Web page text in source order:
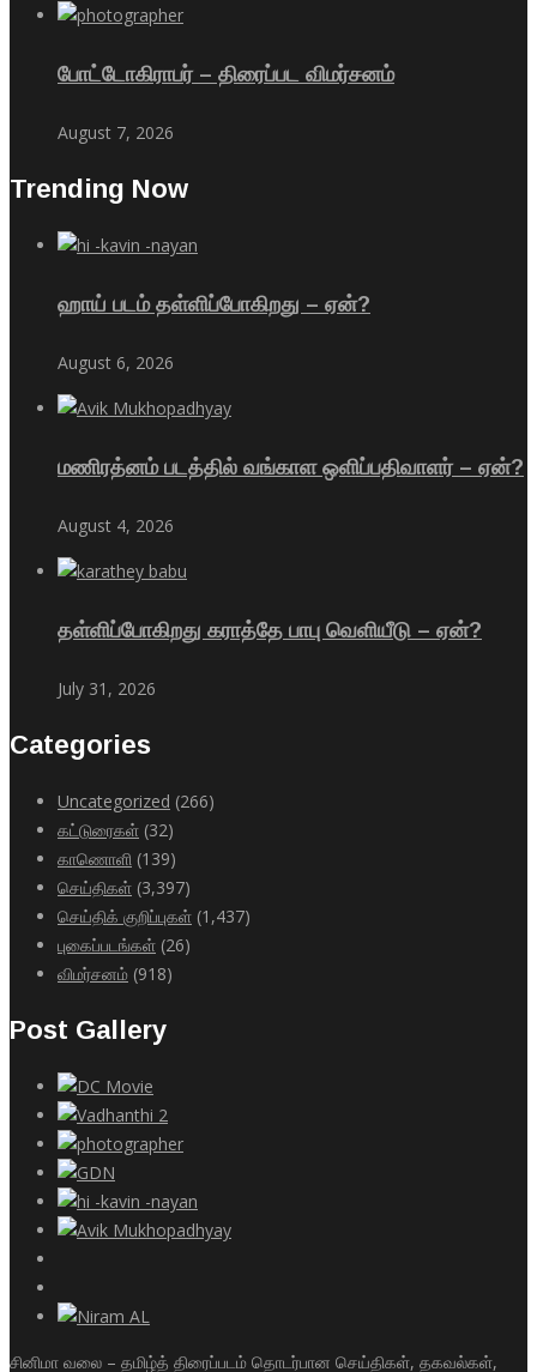
போட்டோகிராபர் – திரைப்பட விமர்சனம்
August 7, 2026
Trending Now
ஹாய் படம் தள்ளிப்போகிறது – ஏன்?
August 6, 2026
மணிரத்னம் படத்தில் வங்காள ஒளிப்பதிவாளர் – ஏன்?
August 4, 2026
தள்ளிப்போகிறது கராத்தே பாபு வெளியீடு – ஏன்?
July 31, 2026
Categories
Uncategorized (266)
கட்டுரைகள் (32)
காணொளி (139)
செய்திகள் (3,397)
செய்திக் குறிப்புகள் (1,437)
புகைப்படங்கள் (26)
விமர்சனம் (918)
Post Gallery
சினிமா வலை – தமிழ்த் திரைப்படம் தொடர்பான செய்திகள், தகவல்கள்,